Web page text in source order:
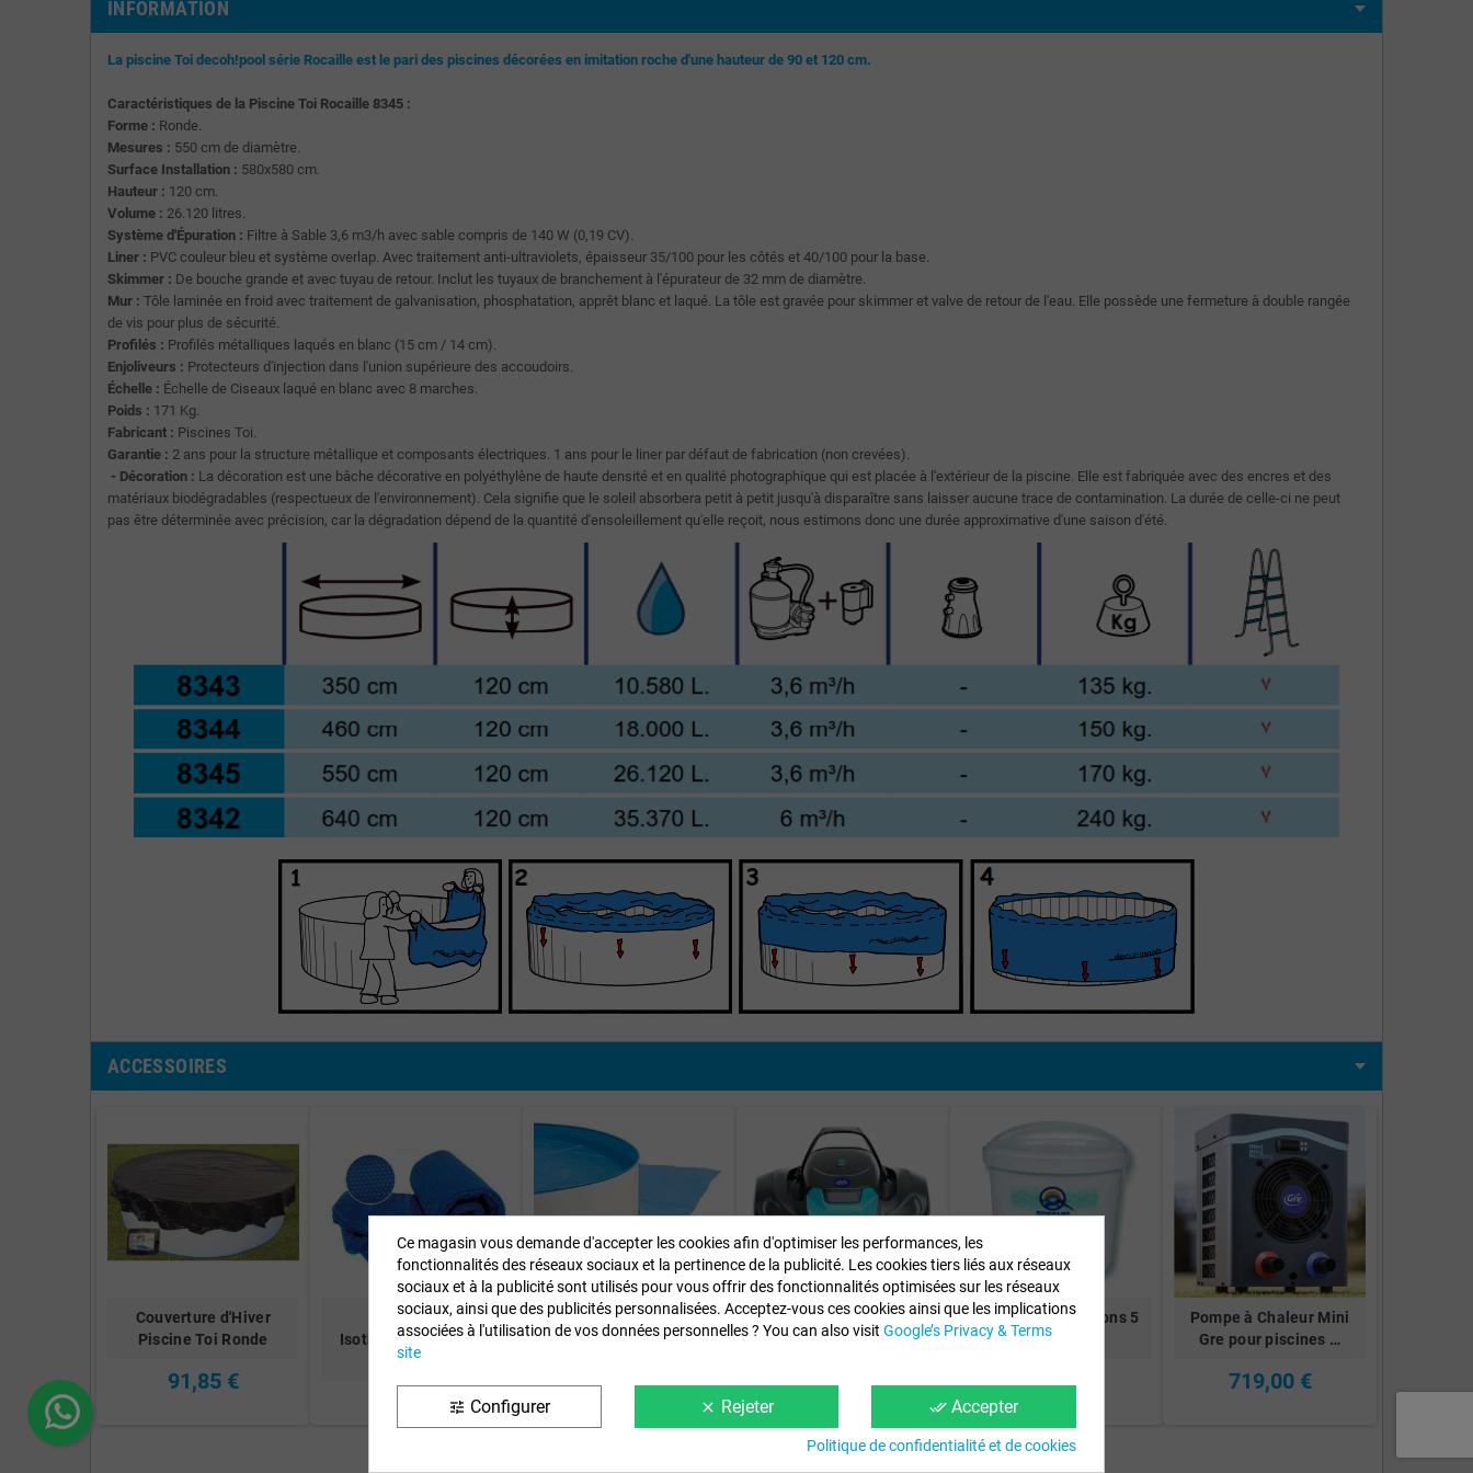
INFORMATION
La piscine Toi decoh!pool série Rocaille est le pari des piscines décorées en imitation roche d'une hauteur de 90 et 120 cm.
Caractéristiques de la Piscine Toi Rocaille 8345 :
Forme : Ronde.
Mesures : 550 cm de diamètre.
Surface Installation : 580x580 cm.
Hauteur : 120 cm.
Volume : 26.120 litres.
Système d'Épuration : Filtre à Sable 3,6 m3/h avec sable compris de 140 W (0,19 CV).
Liner : PVC couleur bleu et système overlap. Avec traitement anti-ultraviolets, épaisseur 35/100 pour les côtés et 40/100 pour la base.
Skimmer : De bouche grande et avec tuyau de retour. Inclut les tuyaux de branchement à l'épurateur de 32 mm de diamètre.
Mur : Tôle laminée en froid avec traitement de galvanisation, phosphatation, apprêt blanc et laqué. La tôle est gravée pour skimmer et valve de retour de l'eau. Elle possède une fermeture à double rangée
de vis pour plus de sécurité.
Profilés : Profilés métalliques laqués en blanc (15 cm / 14 cm).
Enjoliveurs : Protecteurs d'injection dans l'union supérieure des accoudoirs.
Échelle : Échelle de Ciseaux laqué en blanc avec 8 marches.
Poids : 171 Kg.
Fabricant : Piscines Toi.
Garantie : 2 ans pour la structure métallique et composants électriques. 1 ans pour le liner par défaut de fabrication (non crevées).
- Décoration : La décoration est une bâche décorative en polyéthylène de haute densité et en qualité photographique qui est placée à l'extérieur de la piscine. Elle est fabriquée avec des encres et des
matériaux biodégradables (respectueux de l'environnement). Cela signifie que le soleil absorbera petit à petit jusqu'à disparaître sans laisser aucune trace de contamination. La durée de celle-ci ne peut
pas être déterminée avec précision, car la dégradation dépend de la quantité d'ensoleillement qu'elle reçoit, nous estimons donc une durée approximative d'une saison d'été.
ACCESSOIRES
Couverture d'Hiver
Piscine Toi Ronde
91,85 €
Couverture
Isothermique Piscine
Toi Ron…
130,77 €
Tapis Sol Piscine Toi
Ronde
56,76 €
Robot à batterie haute
performance. net…
169,00 €
Comprimés 5 actions 5
Kg 4724
60,22 €
Pompe à Chaleur Mini
Gre pour piscines …
719,00 €
Ce magasin vous demande d'accepter les cookies afin d'optimiser les performances, les
fonctionnalités des réseaux sociaux et la pertinence de la publicité. Les cookies tiers liés aux réseaux
sociaux et à la publicité sont utilisés pour vous offrir des fonctionnalités optimisées sur les réseaux
sociaux, ainsi que des publicités personnalisées. Acceptez-vous ces cookies ainsi que les implications
associées à l'utilisation de vos données personnelles ? You can also visit Google’s Privacy & Terms
site
tune Configurer clear Rejeter done_all Accepter
Politique de confidentialité et de cookies